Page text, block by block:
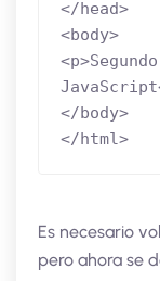
</head>
<body>
</body>
</html>
Es necesario
pero ahora se